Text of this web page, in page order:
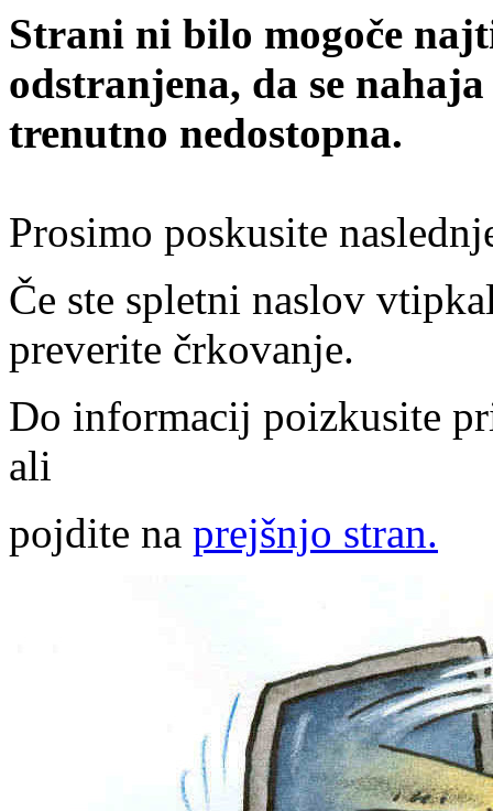
Strani ni bilo mogoče
odstranjena, da se
trenutno nedostopna.
Prosimo poskusite
Če ste spletni naslov
preverite črkovanje.
Do informacij poizkusite
ali
pojdite na prejšnjo stran.